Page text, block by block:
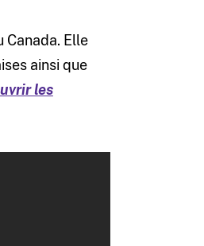
Canada. Elle
ainsi que
les